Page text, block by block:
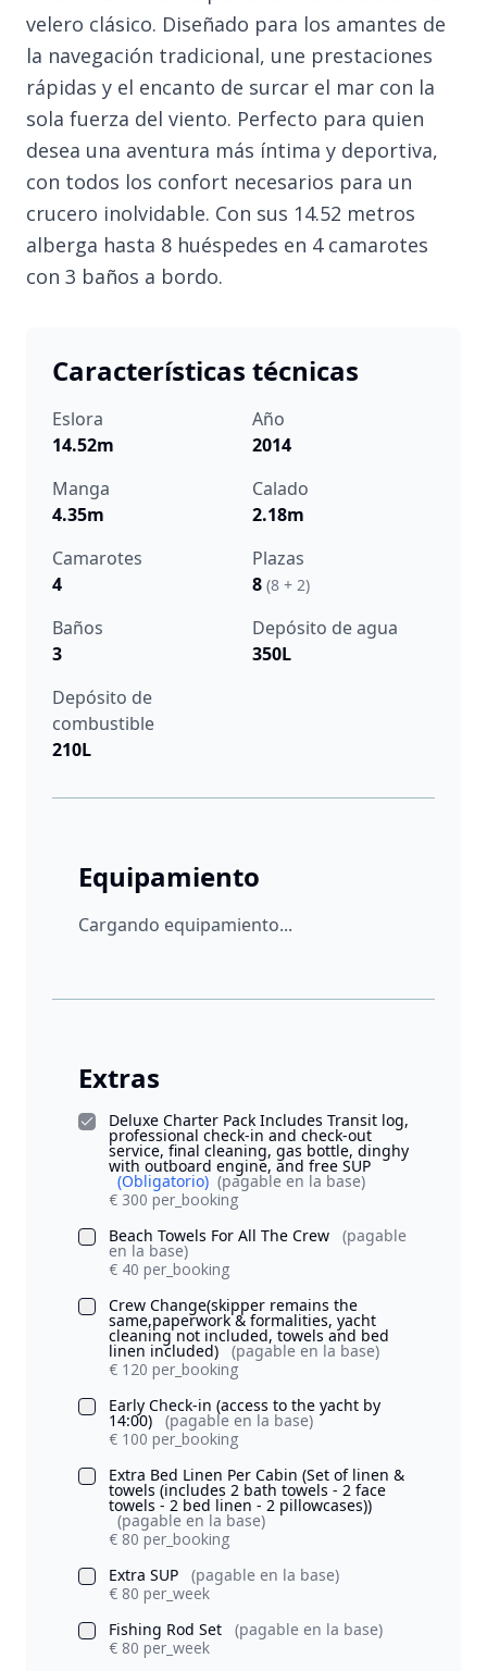
velero clásico. Diseñado para los amantes de
la navegación tradicional, une prestaciones
rápidas y el encanto de surcar el mar con la
sola fuerza del viento. Perfecto para quien
desea una aventura más íntima y deportiva,
con todos los confort necesarios para un
crucero inolvidable. Con sus 14.52 metros
alberga hasta 8 huéspedes en 4 camarotes
con 3 baños a bordo.
Características técnicas
Eslora
14.52m
Año
2014
Manga
4.35m
Calado
2.18m
Camarotes
4
Plazas
8 (8 + 2)
Baños
3
Depósito de agua
350L
Depósito de
combustible
210L
Equipamiento
Cargando equipamiento...
Extras
Deluxe Charter Pack Includes Transit log,
professional check-in and check-out
service, final cleaning, gas bottle, dinghy
with outboard engine, and free SUP
(Obligatorio) (pagable en la base)
€ 300 per_booking
Beach Towels For All The Crew
(pagable
en la base)
€ 40 per_booking
Crew Change(skipper remains the
same,paperwork & formalities, yacht
cleaning not included, towels and bed
linen included)
(pagable en la base)
€ 120 per_booking
Early Check-in (access to the yacht by
14:00)
(pagable en la base)
€ 100 per_booking
Extra Bed Linen Per Cabin (Set of linen &
towels (includes 2 bath towels - 2 face
towels - 2 bed linen - 2 pillowcases))
(pagable en la base)
€ 80 per_booking
Extra SUP
(pagable en la base)
€ 80 per_week
Fishing Rod Set
(pagable en la base)
€ 80 per_week